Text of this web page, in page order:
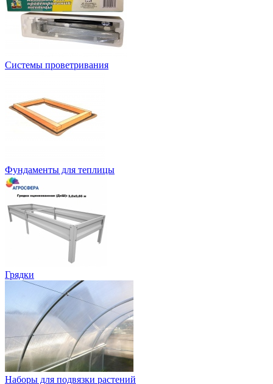
Системы проветривания
Фундаменты для теплицы
Грядки
Наборы для подвязки растений